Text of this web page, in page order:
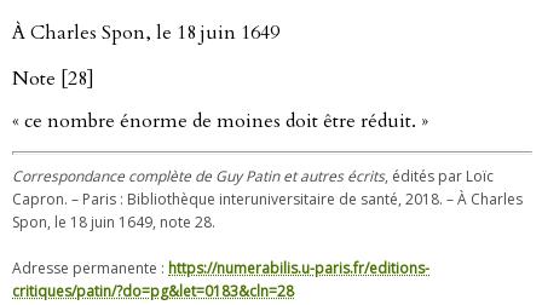
À Charles Spon, le 18 juin 1649
Note [28]
« ce nombre énorme de moines doit être réduit. »
Correspondance complète de Guy Patin et autres écrits, édités par Loïc
Capron. – Paris : Bibliothèque interuniversitaire de santé, 2018. – À Charles
Spon, le 18 juin 1649, note 28.
Adresse permanente : https://numerabilis.u-paris.fr/editions-
critiques/patin/?do=pg&let=0183&cln=28